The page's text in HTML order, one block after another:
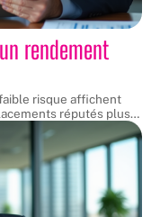
rendement
risque affichent
réputés plus…